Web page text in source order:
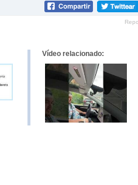
Vídeo relacionado: